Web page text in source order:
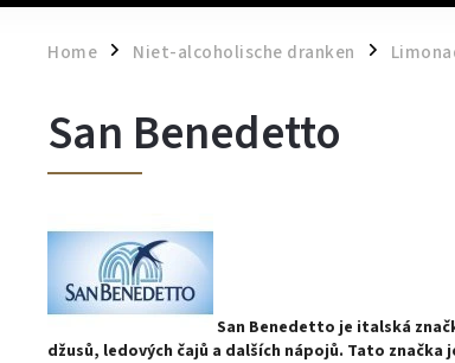
Home / Niet-alcoholische dranken /
San Benedetto
San Benedetto je italská
džusů, ledových čajů a dalších nápojů. Tato